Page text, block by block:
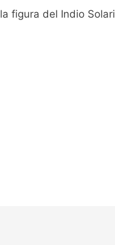
figura del Indio Solari